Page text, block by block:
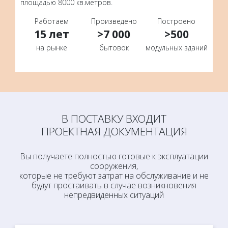
вахтовые городки, общежития в аренду.
персональные цены на аренду модульных зданий, чья
площадь превышает более 57 м2. По Вашему запросу,
наша команда выполнит расчет оптимальной площади
и состава модульного здания исходя их норм, которые
применяются к сооружениям временного
строительства, но и не забывая о реалиях и
экономической выгоды потенциального Арендатора.
Персональный подход к Заказчикам и собственный
площадью 8000 кв.метров.
Работаем
15 лет
на рынке
Произведено
>7 000
бытовок
Построено
>500
модульных зданий
В ПОСТАВКУ ВХОДИТ
ПРОЕКТНАЯ ДОКУМЕНТАЦИЯ
Вы получаете полностью готовые к эксплуатации
сооружения,
которые не требуют затрат на обслуживание и не
будут простаивать в случае возникновения
непредвиденных ситуаций